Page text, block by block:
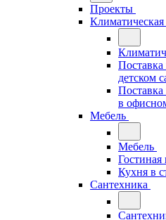
Проекты
Климатическая
Поставка
детском
Поставка
в
Мебель
Мебель
Гостиная
Кухня в
Сантехника